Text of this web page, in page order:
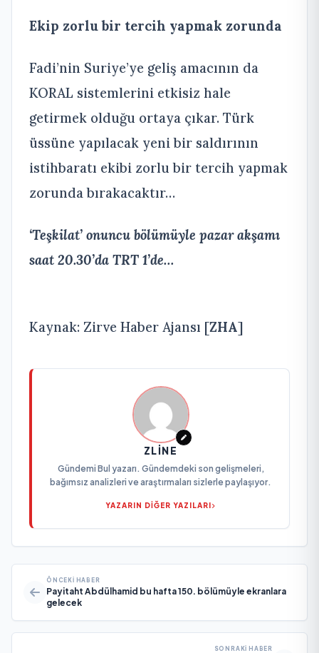
Ekip zorlu bir tercih yapmak zorunda
Fadi’nin Suriye’ye geliş amacının da
KORAL sistemlerini etkisiz hale
getirmek olduğu ortaya çıkar. Türk
üssüne yapılacak yeni bir saldırının
istihbaratı ekibi zorlu bir tercih yapmak
zorunda bırakacaktır…
‘Teşkilat’ onuncu bölümüyle pazar akşamı
saat 20.30’da TRT 1’de…
Kaynak: Zirve Haber Ajansı [ZHA]
ZLINE
Gündemi Bul yazarı. Gündemdeki son gelişmeleri,
bağımsız analizleri ve araştırmaları sizlerle paylaşıyor.
YAZARIN DİĞER YAZILARI
ÖNCEKI HABER
Payitaht Abdülhamid bu hafta 150. bölümüyle ekranlara
gelecek
SONRAKI HABER